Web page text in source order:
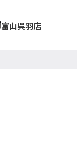
富山呉羽店